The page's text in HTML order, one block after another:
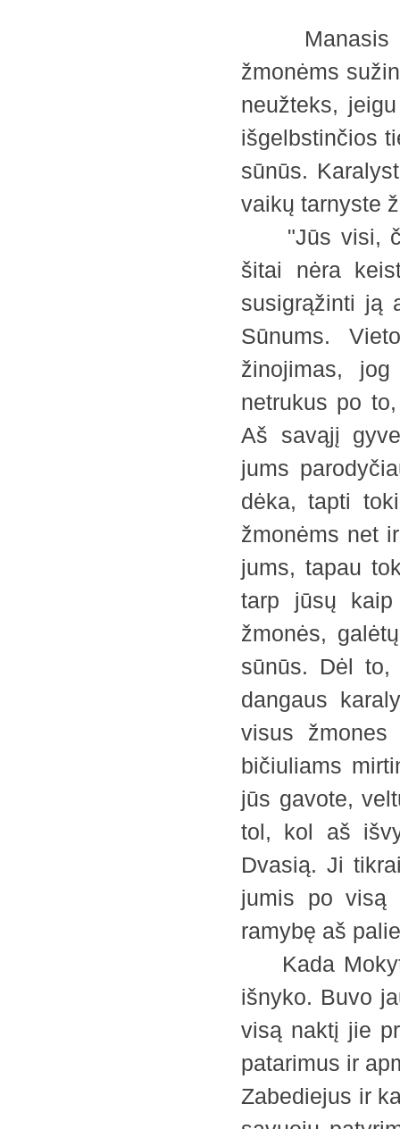
Manasis
žmonėms
neužteks,
išgelbstinčios
sūnūs.
vaikų tarnyste
"Jūs visi,
šitai nėra
susigrąžinti ją
Sūnums.
žinojimas,
netrukus po
Aš savąjį
jums
dėka, tapti
žmonėms net
jums, tapau
tarp jūsų
žmonės,
sūnūs. Dėl
dangaus
visus
bičiuliams
jūs gavote,
tol, kol aš
Dvasią. Ji
jumis po visą
ramybę aš
Kada
išnyko. Buvo
visą naktį jie
patarimus ir
Zabediejus ir